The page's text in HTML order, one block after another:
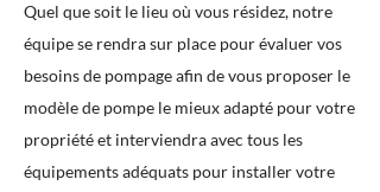
Quel que soit le lieu où vous résidez, notre
équipe se rendra sur place pour évaluer vos
besoins de pompage afin de vous proposer le
modèle de pompe le mieux adapté pour votre
propriété et interviendra avec tous les
équipements adéquats pour installer votre